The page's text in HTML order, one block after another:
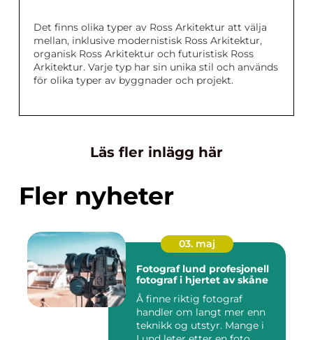
Det finns olika typer av Ross Arkitektur att välja
mellan, inklusive modernistisk Ross Arkitektur,
organisk Ross Arkitektur och futuristisk Ross
Arkitektur. Varje typ har sin unika stil och används
för olika typer av byggnader och projekt.
Läs fler inlägg här
Fler nyheter
03. maj
Fotograf lund profesjonell
fotograf i hjertet av skåne
Å finne riktig fotograf
handler om langt mer enn
teknikk og utstyr. Mange i